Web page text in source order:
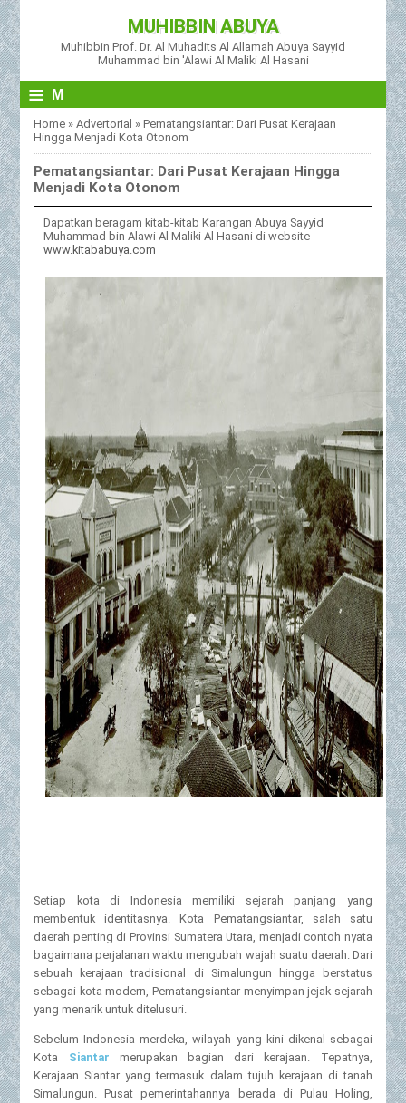
MUHIBBIN ABUYA
Muhibbin Prof. Dr. Al Muhadits Al Allamah Abuya Sayyid
Muhammad bin 'Alawi Al Maliki Al Hasani
≡ M
Home »Advertorial »Pematangsiantar: Dari Pusat Kerajaan
Hingga Menjadi Kota Otonom
Pematangsiantar: Dari Pusat Kerajaan Hingga
Menjadi Kota Otonom
Dapatkan beragam kitab-kitab Karangan Abuya Sayyid
Muhammad bin Alawi Al Maliki Al Hasani di website
www.kitababuya.com
Setiap kota di Indonesia memiliki sejarah panjang yang
membentuk identitasnya. Kota Pematangsiantar, salah satu
daerah penting di Provinsi Sumatera Utara, menjadi contoh nyata
bagaimana perjalanan waktu mengubah wajah suatu daerah. Dari
sebuah kerajaan tradisional di Simalungun hingga berstatus
sebagai kota modern, Pematangsiantar menyimpan jejak sejarah
yang menarik untuk ditelusuri.
Sebelum Indonesia merdeka, wilayah yang kini dikenal sebagai
Kota Siantar merupakan bagian dari kerajaan. Tepatnya,
Kerajaan Siantar yang termasuk dalam tujuh kerajaan di tanah
Simalungun. Pusat pemerintahannya berada di Pulau Holing,